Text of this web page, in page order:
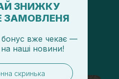
в Instagram
ЗНИЖКУ
ЗАМОВЛЕНЯ
бонус вже чекає —
на наші новини!